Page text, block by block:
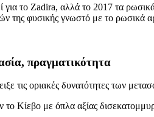
για το Zadira, αλλά το 2017 τα
της φυσικής γνωστό με το ρωσικά
πραγματικότητα
τις οριακές δυνατότητες των
Κίεβο με όπλα αξίας